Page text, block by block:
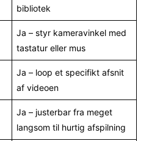
bibliotek
Ja – styr kameravinkel med
tastatur eller mus
Ja – loop et specifikt afsnit
af videoen
Ja – justerbar fra meget
langsom til hurtig afspilning